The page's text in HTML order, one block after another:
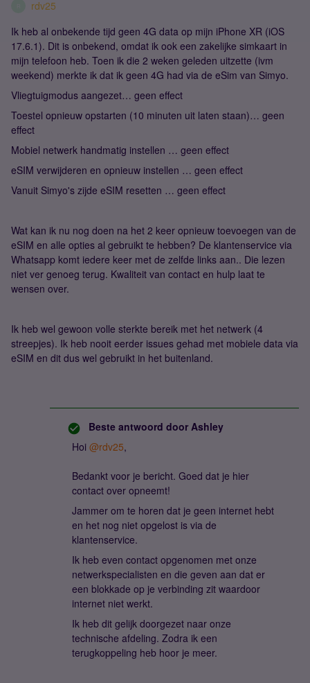
rdv25
Ik heb al onbekende tijd geen 4G data op mijn iPhone XR (iOS
17.6.1). Dit is onbekend, omdat ik ook een zakelijke simkaart in
mijn telefoon heb. Toen ik die 2 weken geleden uitzette (ivm
weekend) merkte ik dat ik geen 4G had via de eSim van Simyo.
Vliegtuigmodus aangezet… geen effect
Toestel opnieuw opstarten (10 minuten uit laten staan)… geen
effect
Mobiel netwerk handmatig instellen … geen effect
eSIM verwijderen en opnieuw instellen … geen effect
Vanuit Simyo's zijde eSIM resetten … geen effect
Wat kan ik nu nog doen na het 2 keer opnieuw toevoegen van de
eSIM en alle opties al gebruikt te hebben? De klantenservice via
Whatsapp komt iedere keer met de zelfde links aan.. Die lezen
niet ver genoeg terug. Kwaliteit van contact en hulp laat te
wensen over.
Ik heb wel gewoon volle sterkte bereik met het netwerk (4
streepjes). Ik heb nooit eerder issues gehad met mobiele data via
eSIM en dit dus wel gebruikt in het buitenland.
Beste antwoord door Ashley
Hoi @rdv25,
Bedankt voor je bericht. Goed dat je hier
contact over opneemt!
Jammer om te horen dat je geen internet hebt
en het nog niet opgelost is via de
klantenservice.
Ik heb even contact opgenomen met onze
netwerkspecialisten en die geven aan dat er
een blokkade op je verbinding zit waardoor
internet niet werkt.
Ik heb dit gelijk doorgezet naar onze
technische afdeling. Zodra ik een
terugkoppeling heb hoor je meer.